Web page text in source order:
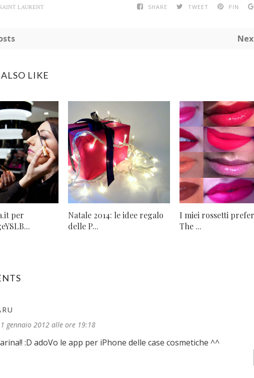
SHARE TWEET PIN
LAURENT
LIKE
per
Natale 2014: le idee regalo
delle P...
I miei rossetti
The ...
gennaio 2012 alle ore 19:18
:D adoVo le app per iPhone delle case cosmetiche ^^